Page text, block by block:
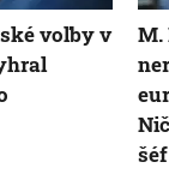
voľby v
M.